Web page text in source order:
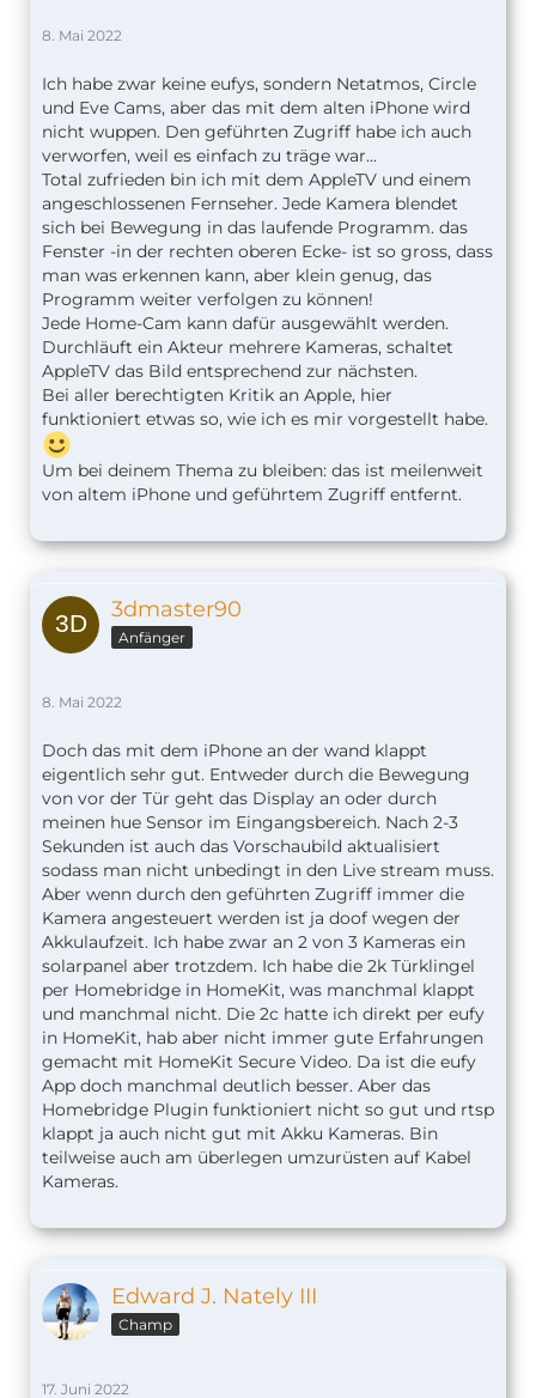
8. Mai 2022
Ich habe zwar keine eufys, sondern Netatmos, Circle
und Eve Cams, aber das mit dem alten iPhone wird
nicht wuppen. Den geführten Zugriff habe ich auch
verworfen, weil es einfach zu träge war...
Total zufrieden bin ich mit dem AppleTV und einem
angeschlossenen Fernseher. Jede Kamera blendet
sich bei Bewegung in das laufende Programm. das
Fenster -in der rechten oberen Ecke- ist so gross, dass
man was erkennen kann, aber klein genug, das
Programm weiter verfolgen zu können!
Jede Home-Cam kann dafür ausgewählt werden.
Durchläuft ein Akteur mehrere Kameras, schaltet
AppleTV das Bild entsprechend zur nächsten.
Bei aller berechtigten Kritik an Apple, hier
funktioniert etwas so, wie ich es mir vorgestellt habe.
Um bei deinem Thema zu bleiben: das ist meilenweit
von altem iPhone und geführtem Zugriff entfernt.
3dmaster90
Anfänger
8. Mai 2022
Doch das mit dem iPhone an der wand klappt
eigentlich sehr gut. Entweder durch die Bewegung
von vor der Tür geht das Display an oder durch
meinen hue Sensor im Eingangsbereich. Nach 2-3
Sekunden ist auch das Vorschaubild aktualisiert
sodass man nicht unbedingt in den Live stream muss.
Aber wenn durch den geführten Zugriff immer die
Kamera angesteuert werden ist ja doof wegen der
Akkulaufzeit. Ich habe zwar an 2 von 3 Kameras ein
solarpanel aber trotzdem. Ich habe die 2k Türklingel
per Homebridge in HomeKit, was manchmal klappt
und manchmal nicht. Die 2c hatte ich direkt per eufy
in HomeKit, hab aber nicht immer gute Erfahrungen
gemacht mit HomeKit Secure Video. Da ist die eufy
App doch manchmal deutlich besser. Aber das
Homebridge Plugin funktioniert nicht so gut und rtsp
klappt ja auch nicht gut mit Akku Kameras. Bin
teilweise auch am überlegen umzurüsten auf Kabel
Kameras.
Edward J. Nately III
Champ
17. Juni 2022